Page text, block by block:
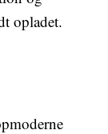
opladet.